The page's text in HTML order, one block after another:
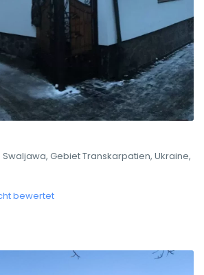
Gebiet Transkarpatien, Ukraine,
bewertet